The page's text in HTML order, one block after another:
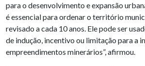
para o desenvolvimento e expansão
é essencial para ordenar o território
revisado a cada 10 anos. Ele pode ser
de indução, incentivo ou limitação para a
empreendimentos minerários”, afirmou.